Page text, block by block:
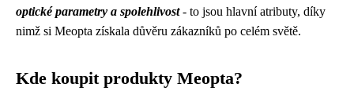
optické parametry a spolehlivost- to jsou hlavní atributy, díky
nimž si Meopta získala důvěru zákazníků po celém světě.
Kde koupit produkty Meopta?